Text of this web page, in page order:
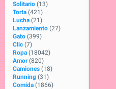
Solitario (13)
Torta (421)
Lucha (21)
Lanzamiento (27)
Gato (399)
Clic (7)
Ropa (18042)
Amor (820)
Camiones (18)
Running (31)
Comida (1866)